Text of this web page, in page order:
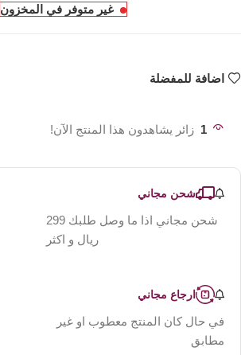
غير متوفر في المخزون
اضافة للمفضلة
1 زائر يشاهدون هذا المنتج الآن!
شحن مجاني
شحن مجاني اذا ما وصل طلبك 299
ريال و اكثر
ارجاع مجاني
في حال كان المنتج معطوب او غير
مطابق